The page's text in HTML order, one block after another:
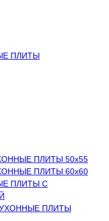
ПЛИТЫ
ПЛИТЫ 50х55
ПЛИТЫ 60х60
ПЛИТЫ С
ПЛИТЫ